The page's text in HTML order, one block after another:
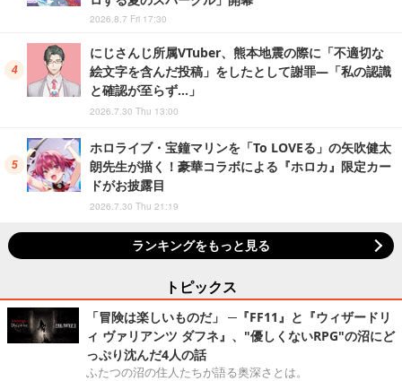
2026.8.7 Fri 17:30
にじさんじ所属VTuber、熊本地震の際に「不適切な
絵文字を含んだ投稿」をしたとして謝罪―「私の認識
と確認が至らず…」
2026.7.30 Thu 13:00
ホロライブ・宝鐘マリンを「To LOVEる」の矢吹健太
朗先生が描く！豪華コラボによる『ホロカ』限定カー
ドがお披露目
2026.7.30 Thu 21:19
ランキングをもっと見る
トピックス
「冒険は楽しいものだ」 ─『FF11』と『ウィザードリ
ィ ヴァリアンツ ダフネ』、"優しくないRPG"の沼にど
っぷり沈んだ4人の話
ふたつの沼の住人たちが語る奥深さとは。